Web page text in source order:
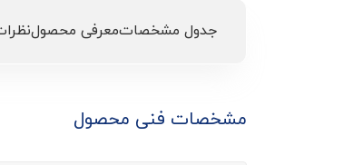
جدول مشخصاتمعرفی محصول
مشخصات فنی محصول